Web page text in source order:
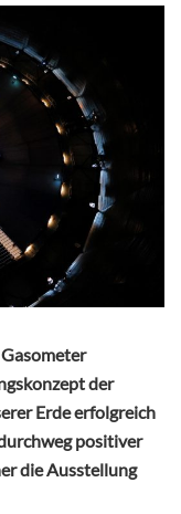
der
Erde erfolgreich
positiver
die Ausstellung